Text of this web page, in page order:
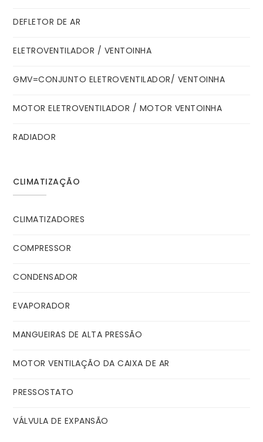
DEFLETOR DE AR
ELETROVENTILADOR / VENTOINHA
GMV=CONJUNTO ELETROVENTILADOR/ VENTOINHA
MOTOR ELETROVENTILADOR / MOTOR VENTOINHA
RADIADOR
CLIMATIZAÇÃO
CLIMATIZADORES
COMPRESSOR
CONDENSADOR
EVAPORADOR
MANGUEIRAS DE ALTA PRESSÃO
MOTOR VENTILAÇÃO DA CAIXA DE AR
PRESSOSTATO
VÁLVULA DE EXPANSÃO